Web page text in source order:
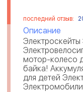
последний отзыв:
Описание
мотор-колесо
байка!
для детей
Электромобили